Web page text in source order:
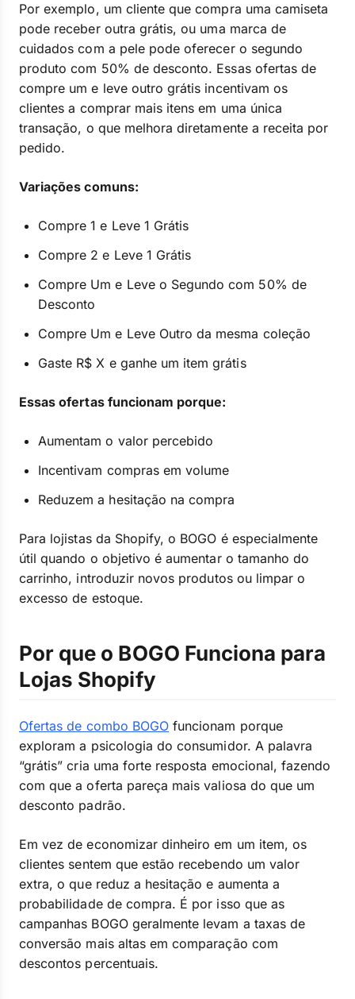
Por exemplo, um cliente que compra uma camiseta
pode receber outra grátis, ou uma marca de
cuidados com a pele pode oferecer o segundo
produto com 50% de desconto. Essas ofertas de
compre um e leve outro grátis incentivam os
clientes a comprar mais itens em uma única
transação, o que melhora diretamente a receita por
pedido.
Variações comuns:
Compre 1 e Leve 1 Grátis
Compre 2 e Leve 1 Grátis
Compre Um e Leve o Segundo com 50% de
Desconto
Compre Um e Leve Outro da mesma coleção
Gaste R$ X e ganhe um item grátis
Essas ofertas funcionam porque:
Aumentam o valor percebido
Incentivam compras em volume
Reduzem a hesitação na compra
Para lojistas da Shopify, o BOGO é especialmente
útil quando o objetivo é aumentar o tamanho do
carrinho, introduzir novos produtos ou limpar o
excesso de estoque.
Por que o BOGO Funciona para
Lojas Shopify
Ofertas de combo BOGO funcionam porque
exploram a psicologia do consumidor. A palavra
“grátis” cria uma forte resposta emocional, fazendo
com que a oferta pareça mais valiosa do que um
desconto padrão.
Em vez de economizar dinheiro em um item, os
clientes sentem que estão recebendo um valor
extra, o que reduz a hesitação e aumenta a
probabilidade de compra. É por isso que as
campanhas BOGO geralmente levam a taxas de
conversão mais altas em comparação com
descontos percentuais.